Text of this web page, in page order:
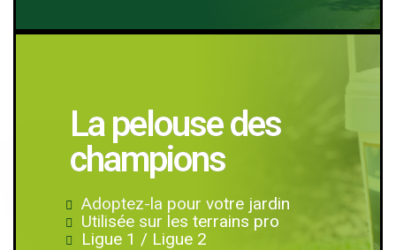
La pelouse des
champions
Adoptez-la pour votre jardin
Utilisée sur les terrains pro
Ligue 1 / Ligue 2